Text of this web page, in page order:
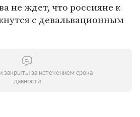
не ждет, что россияне к
с девальвационным
закрыты за истечением срока
давности